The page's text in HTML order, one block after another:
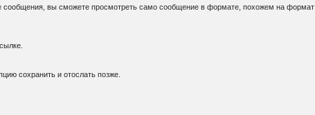
сообщения, вы сможете просмотреть само сообщение в формате, похожем на
сохранить и отослать позже.